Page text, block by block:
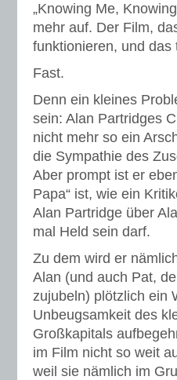
„Knowing Me,
mehr auf. Der Film,
funktionieren, und das
Fast.
Denn ein kleines
sein: Alan Partridges
nicht mehr so ein
die Sympathie des
Aber prompt ist er
Papa“ ist, wie ein
Alan Partridge über
mal Held sein darf.
Zu dem wird er
Alan (und auch Pat,
zujubeln) plötzlich ein
Unbeugsamkeit des
Großkapitals
im Film nicht so weit
weil sie nämlich im